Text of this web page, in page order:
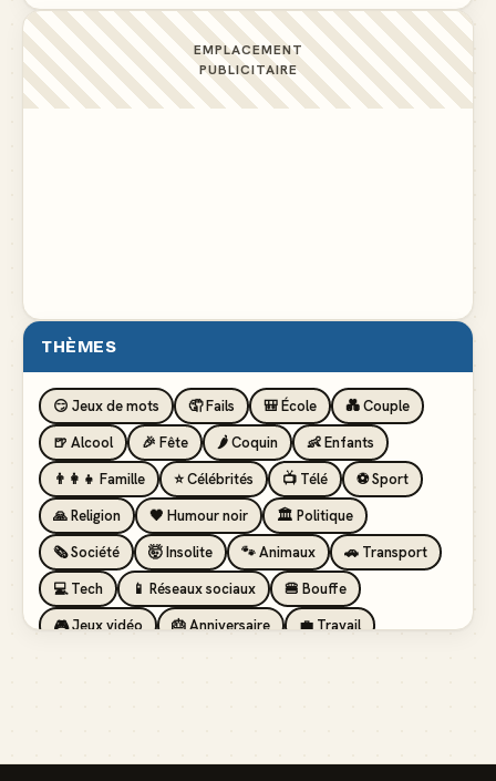
EMPLACEMENT
PUBLICITAIRE
THÈMES
😏 Jeux de mots 🤦 Fails 🎒 École
💑 Couple
🍺 Alcool
🎉 Fête 🌶️ Coquin
👶 Enfants
👨‍👩‍👧 Famille
⭐ Célébrités 📺 Télé
⚽ Sport
🙏 Religion
🖤 Humour noir
🏛️ Politique
🗞️ Société
🤯 Insolite 🐾 Animaux
🚗 Transport
💻 Tech
📱 Réseaux sociaux
🍔 Bouffe
🎮 Jeux vidéo
🎂 Anniversaire
💼 Travail